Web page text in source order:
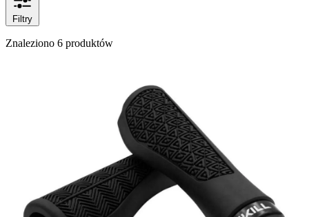
Filtry
Znaleziono 6 produktów